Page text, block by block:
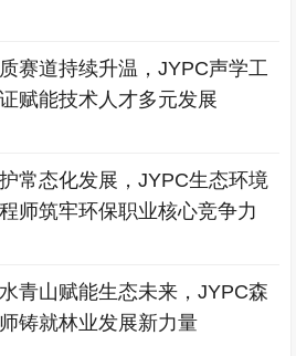
赛道持续升温，JYPC声学工
赋能技术人才多元发展
常态化发展，JYPC生态环境
师筑牢环保职业核心竞争力
青山赋能生态未来，JYPC森
铸就林业发展新力量